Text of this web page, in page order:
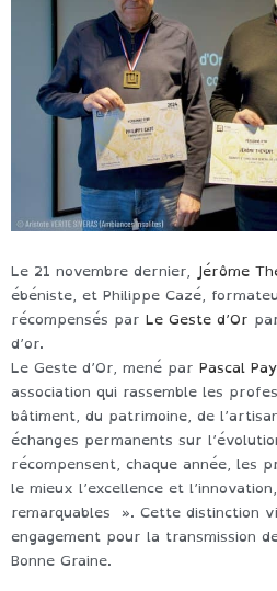
Le 21 novembre dernier, Jérôme
ébéniste, et Philippe Cazé,
récompensés par Le Geste d’Or
d’or.
Le Geste d’Or, mené par Pascal
association qui rassemble les
bâtiment, du patrimoine, de
échanges permanents sur
récompensent, chaque année, les
le mieux l’excellence et
remarquables ». Cette distinction
engagement pour la transmission
Bonne Graine.